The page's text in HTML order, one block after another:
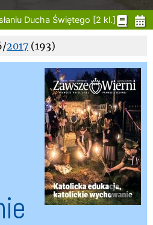
Ducha Świętego [2 kl.]
2017 (193)